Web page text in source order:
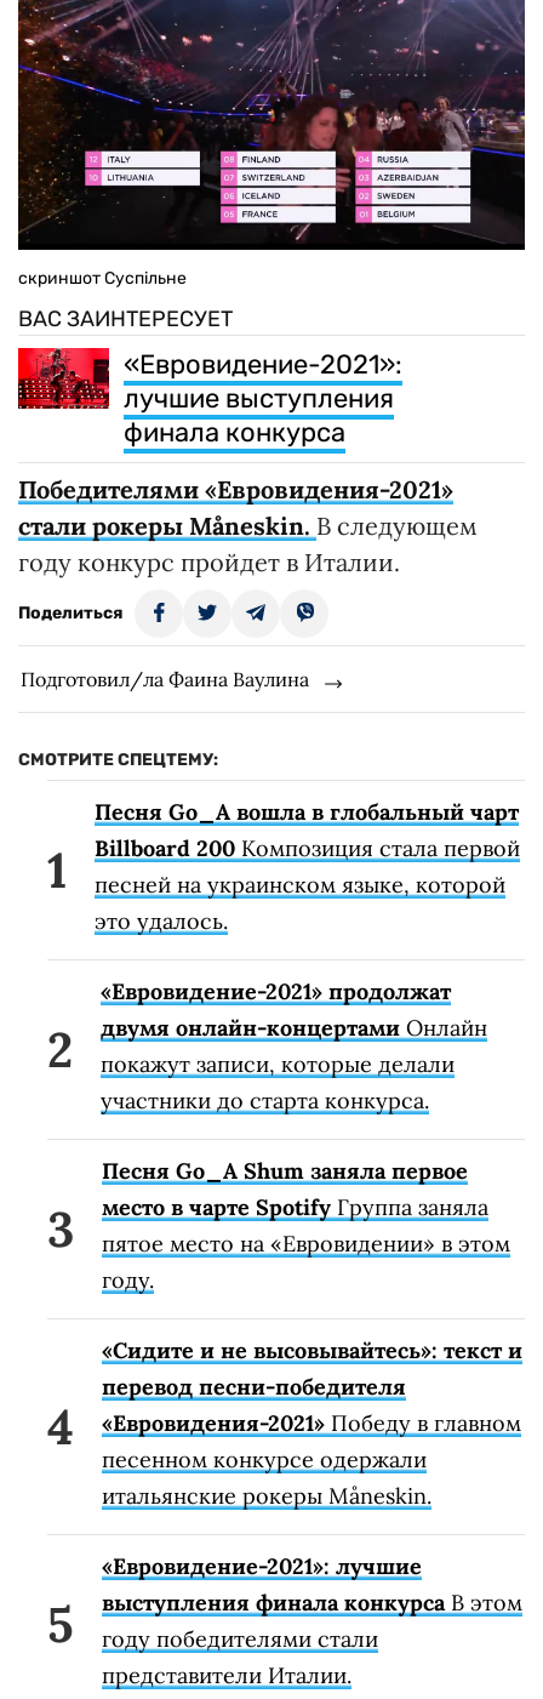
скриншот Суспільне
ВАС ЗАИНТЕРЕСУЕТ
«Евровидение-2021»:
лучшие выступления
финала конкурса
Победителями «Евровидения-2021»
стали рокеры Måneskin. В следующем
году конкурс пройдет в Италии.
Поделиться
Подготовил/ла Фаина Ваулина
СМОТРИТЕ СПЕЦТЕМУ:
Песня Go_A вошла в глобальный чарт
Billboard 200 Композиция стала первой
песней на украинском языке, которой
это удалось.
«Евровидение-2021» продолжат
двумя онлайн-концертами Онлайн
покажут записи, которые делали
участники до старта конкурса.
Песня Go_A Shum заняла первое
место в чарте Spotify Группа заняла
пятое место на «Евровидении» в этом
году.
«Сидите и не высовывайтесь»: текст и
перевод песни-победителя
«Евровидения-2021» Победу в главном
песенном конкурсе одержали
итальянские рокеры Måneskin.
«Евровидение-2021»: лучшие
выступления финала конкурсаВ этом
году победителями стали
представители Италии.